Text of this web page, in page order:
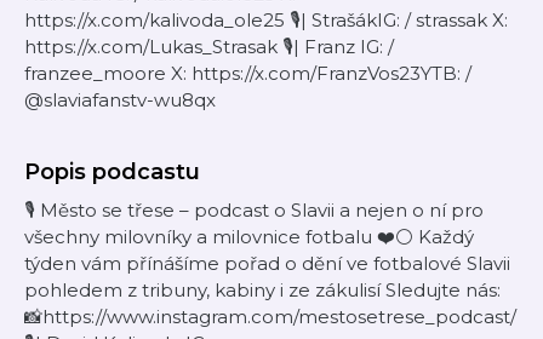
https://x.com/kalivoda_ole25 🎙️| StrašákIG: / strassak X:
https://x.com/Lukas_Strasak 🎙️| Franz IG: /
franzee_moore X: https://x.com/FranzVos23YTB: /
@slaviafanstv-wu8qx
Popis podcastu
🎙️ Město se třese – podcast o Slavii a nejen o ní pro
všechny milovníky a milovnice fotbalu ❤️⚪ Každý
týden vám přínášíme pořad o dění ve fotbalové Slavii
pohledem z tribuny, kabiny i ze zákulisí Sledujte nás:
📸https://www.instagram.com/mestosetrese_podcast/